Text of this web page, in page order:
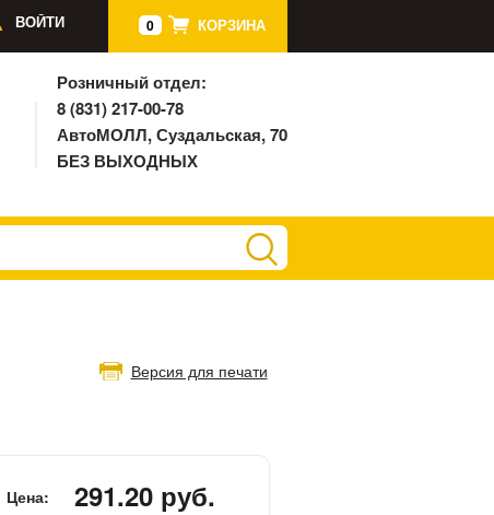
0 КОРЗИНА
ВОЙТИ
Розничный отдел:
8 (831) 217-00-78
АвтоМОЛЛ, Суздальская, 70
БЕЗ ВЫХОДНЫХ
Версия для печати
Цена: 291.20 руб.